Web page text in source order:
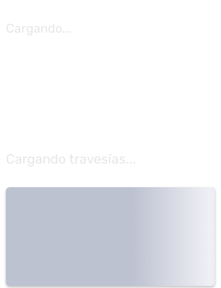
Cargando...
Cargando travesías...